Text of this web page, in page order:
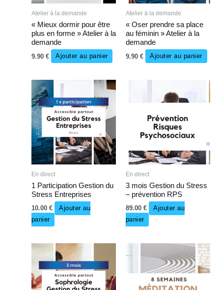
Atelier à la demande
« Mieux dormir pour être
plus en forme » Atelier à la
demande
9.90 € Ajouter au panier
Atelier à la demande
« Oser prendre sa place
au féminin » Atelier à la
demande
9.90 € Ajouter au panier
En direct
1 Participation Gestion du
Stress Entreprises
10.00 €
Ajouter au
panier
En direct
3 mois Gestion du Stress
– prévention RPS
89.00 €
Ajouter au
panier